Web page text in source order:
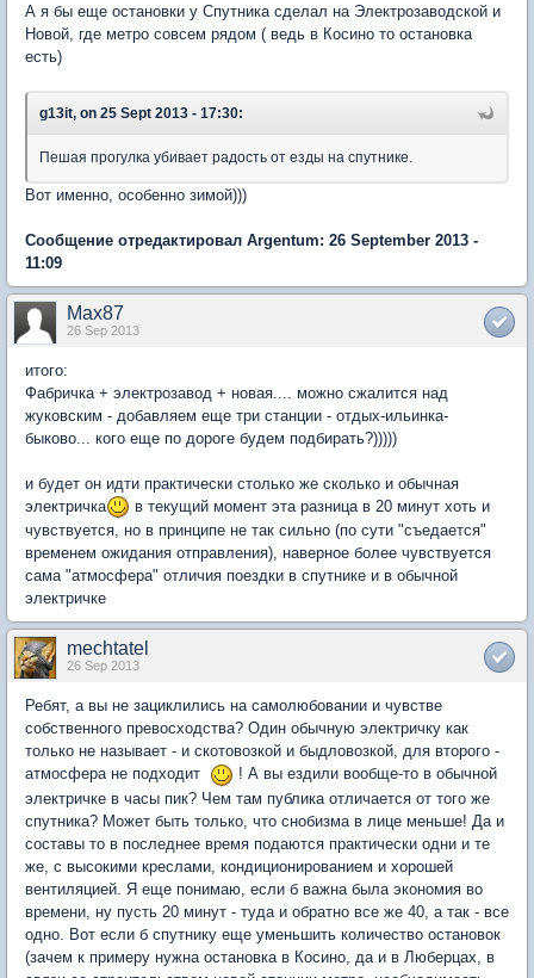
А я бы еще остановки у Спутника сделал на Электрозаводской и
Новой, где метро совсем рядом ( ведь в Косино то остановка
есть)
g13it, on 25 Sept 2013 - 17:30:
Пешая прогулка убивает радость от езды на спутнике.
Вот именно, особенно зимой)))
Сообщение отредактировал Argentum: 26 September 2013 -
11:09
Max87
26 Sep 2013
итого:
Фабричка + электрозавод + новая.... можно сжалится над
жуковским - добавляем еще три станции - отдых-ильинка-
быково... кого еще по дороге будем подбирать?)))))
и будет он идти практически столько же сколько и обычная
электричка
в текущий момент эта разница в 20 минут хоть и
чувствуется, но в принципе не так сильно (по сути "съедается"
временем ожидания отправления), наверное более чувствуется
сама "атмосфера" отличия поездки в спутнике и в обычной
электричке
mechtatel
26 Sep 2013
Ребят, а вы не зациклились на самолюбовании и чувстве
собственного превосходства? Один обычную электричку как
только не называет - и скотовозкой и быдловозкой, для второго -
атмосфера не подходит
! А вы ездили вообще-то в обычной
электричке в часы пик? Чем там публика отличается от того же
спутника? Может быть только, что снобизма в лице меньше! Да и
составы то в последнее время подаются практически одни и те
же, с высокими креслами, кондиционированием и хорошей
вентиляцией. Я еще понимаю, если б важна была экономия во
времени, ну пусть 20 минут - туда и обратно все же 40, а так - все
одно. Вот если б спутнику еще уменьшить количество остановок
(зачем к примеру нужна остановка в Косино, да и в Люберцах, в